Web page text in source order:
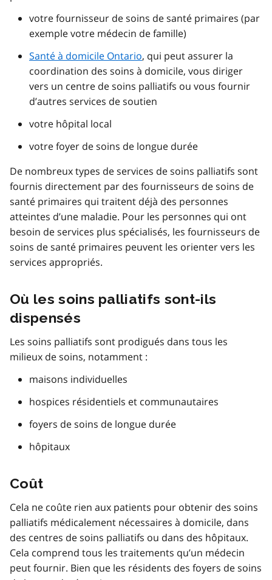
votre fournisseur de soins de santé primaires (par
exemple votre médecin de famille)
Santé à domicile Ontario, qui peut assurer la
coordination des soins à domicile, vous diriger
vers un centre de soins palliatifs ou vous fournir
d’autres services de soutien
votre hôpital local
votre foyer de soins de longue durée
De nombreux types de services de soins palliatifs sont
fournis directement par des fournisseurs de soins de
santé primaires qui traitent déjà des personnes
atteintes d’une maladie. Pour les personnes qui ont
besoin de services plus spécialisés, les fournisseurs de
soins de santé primaires peuvent les orienter vers les
services appropriés.
Où les soins palliatifs sont-ils
dispensés
Les soins palliatifs sont prodigués dans tous les
milieux de soins, notamment :
maisons individuelles
hospices résidentiels et communautaires
foyers de soins de longue durée
hôpitaux
Coût
Cela ne coûte rien aux patients pour obtenir des soins
palliatifs médicalement nécessaires à domicile, dans
des centres de soins palliatifs ou dans des hôpitaux.
Cela comprend tous les traitements qu’un médecin
peut fournir. Bien que les résidents des foyers de soins